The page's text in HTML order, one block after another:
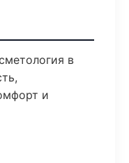
в
и